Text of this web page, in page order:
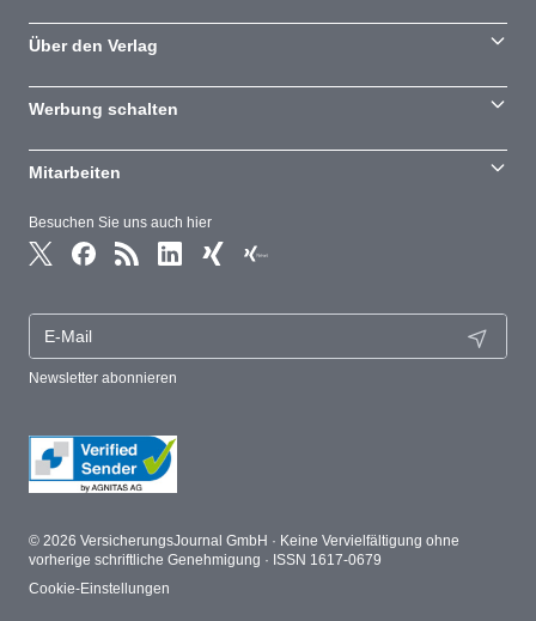
Besuchen Sie uns auch hier
Newsletter abonnieren
Über den Verlag
Werbung schalten
Mitarbeiten
© 2026 VersicherungsJournal GmbH · Keine Vervielfältigung ohne
vorherige schriftliche Genehmigung · ISSN 1617-0679
Cookie-Einstellungen